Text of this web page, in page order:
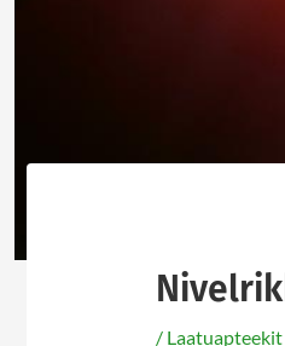
/ Laatuapteekit